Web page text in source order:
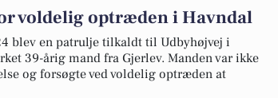
voldelig optræden i Havndal
blev en patrulje tilkaldt til Udbyhøjvej i
39-årig mand fra Gjerlev. Manden var ikke
og forsøgte ved voldelig optræden at